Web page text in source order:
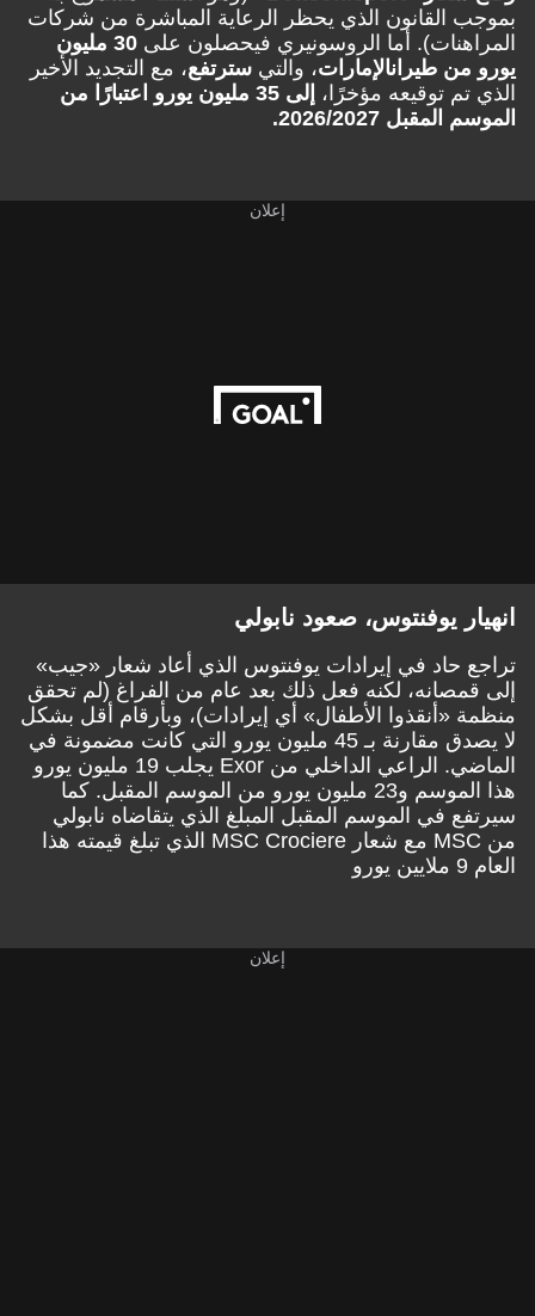
بموجب القانون الذي يحظر الرعاية المباشرة من شركات
المراهنات). أما الروسونيري فيحصلون على
30 مليون
يورو من طيرانالإمارات، والتي سترتفع، مع التجديد الأخير
الذي تم توقيعه مؤخرًا،
إلى 35 مليون يورو اعتبارًا من
الموسم المقبل 2026/2027.
إعلان
انهيار يوفنتوس، صعود نابولي
تراجع حاد في إيرادات يوفنتوس الذي أعاد شعار «جيب»
إلى قمصانه، لكنه فعل ذلك بعد عام من الفراغ (لم تحقق
منظمة «أنقذوا الأطفال» أي إيرادات)، وبأرقام أقل بشكل
لا يصدق مقارنة بـ 45 مليون يورو التي كانت مضمونة في
الماضي. الراعي الداخلي من Exor يجلب 19 مليون يورو
هذا الموسم و23 مليون يورو من الموسم المقبل. كما
سيرتفع في الموسم المقبل المبلغ الذي يتقاضاه نابولي
من MSC مع شعار MSC Crociere الذي تبلغ قيمته هذا
العام 9 ملايين يورو